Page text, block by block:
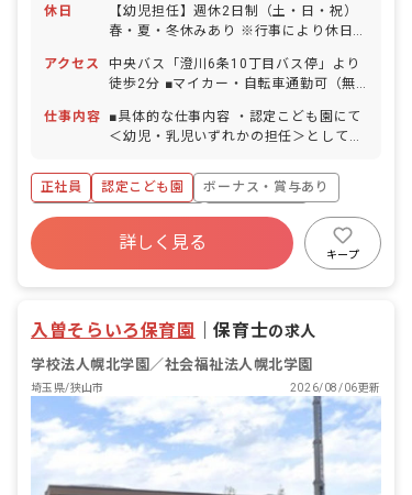
休日
【幼児担任】週休2日制（土・日・祝）
春・夏・冬休みあり ※行事により休日出
休2日制（日・祝） ※行事により休日出
勤あり ※乳児担任は土曜出勤あり ※土
曜出勤の週に振替公休あり 年末年始
（12/29～1/3） 有給休暇（6カ月経過
休暇（毎年20名前後の産休・育休取得実
績あり） 育児休業 介護休暇 他 ※年間
休日（いずれも有給休暇は別途付与） 幼
児担任：140日 乳児担任：117日
アクセス
中央バス「澄川6条10丁目バス停」より
徒歩2分 ■マイカー・自転車通勤可（無
仕事内容
■具体的な仕事内容 ・認定こども園にて
＜幼児・乳児いずれかの担任＞として勤
ある認定こども園です。幼児と乳児で分
かれた2つの園舎でのびのびと活動して
います。 ＜クラス定員＞2023年4月現在
0歳児クラス 9名／職員3名 1歳児クラ
ス 17名／職員3名 2歳児クラス 18名
／職員3名 3歳児クラス 60名／職員3名
クワク生きてく子」をスローガンに、自
信を持った主体性のある子どもを育みま
す。幅広いカリキュラムや食育活動を取
り入れ、感じる心や考える力を伸ばして
いきます。
正社員 認定こども園
ボーナス・賞与あり
寮・住宅・家賃補助あり
社会保険完備
福利厚生充実
退職金制度
詳しく見る
キープ
入曽そらいろ保育園 ｜保育士の求人
学校法人幌北学園／社会福祉法人幌北学園
埼玉県/狭山市 2026/08/06更新